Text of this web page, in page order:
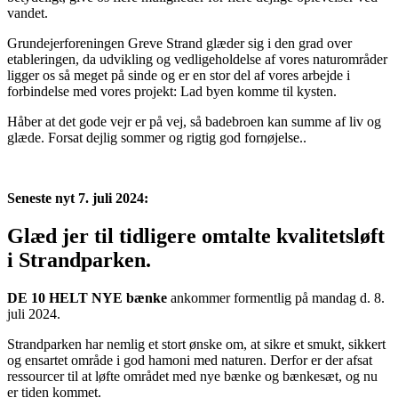
vandet.
Grundejerforeningen Greve Strand glæder sig i den grad over
etableringen, da udvikling og vedligeholdelse af vores naturområder
ligger os så meget på sinde og er en stor del af vores arbejde i
forbindelse med vores projekt: Lad byen komme til kysten.
Håber at det gode vejr er på vej, så badebroen kan summe af liv og
glæde. Forsat dejlig sommer og rigtig god fornøjelse..
Seneste nyt 7. juli 2024:
Glæd jer til tidligere omtalte kvalitetsløft
i Strandparken.
DE 10 HELT NYE bænke ankommer formentlig på mandag d. 8.
juli 2024.
Strandparken har nemlig et stort ønske om, at sikre et smukt, sikkert
og ensartet område i god hamoni med naturen. Derfor er der afsat
ressourcer til at løfte området med nye bænke og bænkesæt, og nu
er tiden kommet.